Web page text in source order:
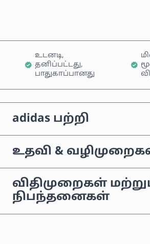
உடனடி,
தனிப்பட்டது,
பாதுகாப்பானது
adidas பற்றி
உதவி &
விதிமுறைகள்
நிபந்தனைகள்